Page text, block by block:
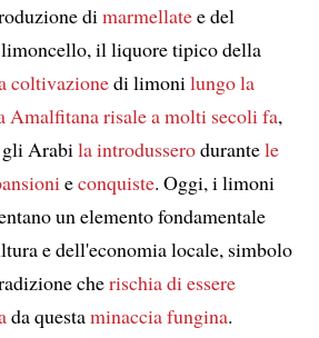
di marmellatee del
il liquore tipico della
coltivazionedi limoni lungo la
Amalfitanarisale amolti secoli fa,
Arabi la introdusserodurantele
econquiste. Oggi, i limoni
un elemento fondamentale
e dell'economia locale, simbolo
cherischia di essere
da questaminaccia fungina.